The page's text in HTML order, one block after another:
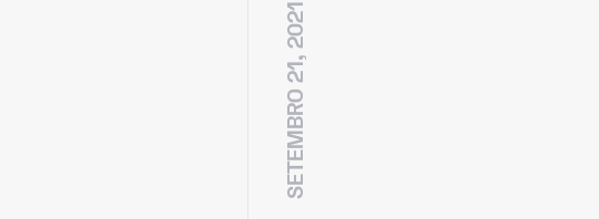
SETEMBRO 21, 2021